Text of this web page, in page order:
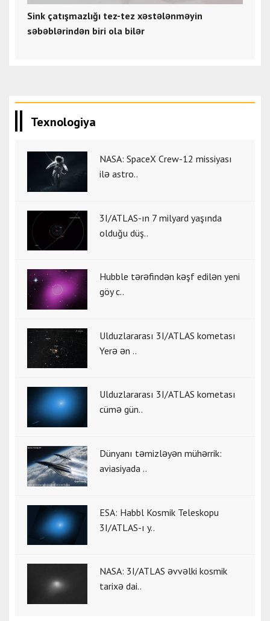
Sink çatışmazlığı tez-tez xəstələnməyin
səbəblərindən biri ola bilər
Texnologiya
NASA: SpaceX Crew-12 missiyası
ilə astro..
3I/ATLAS-ın 7 milyard yaşında
olduğu düş..
Hubble tərəfindən kəşf edilən yeni
göy c..
Ulduzlararası 3I/ATLAS kometası
Yerə ən ..
Ulduzlararası 3I/ATLAS kometası
cümə gün..
Dünyanı təmizləyən mühərrik:
aviasiyada ..
ESA: Habbl Kosmik Teleskopu
3I/ATLAS-ı y..
NASA: 3I/ATLAS əvvəlki kosmik
tarixə dai..